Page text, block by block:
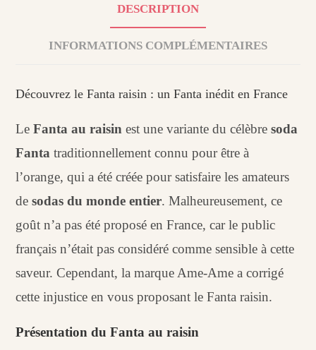
DESCRIPTION
INFORMATIONS COMPLÉMENTAIRES
Découvrez le Fanta raisin : un Fanta inédit en France
LeFanta au raisin est une variante du célèbresoda
Fantatraditionnellement connu pour être à
l’orange, qui a été créée pour satisfaire les amateurs
desodas du monde entier. Malheureusement, ce
goût n’a pas été proposé en France, car le public
français n’était pas considéré comme sensible à cette
saveur. Cependant, la marque Ame-Ame a corrigé
cette injustice en vous proposant le Fanta raisin.
Présentation du Fanta au raisin